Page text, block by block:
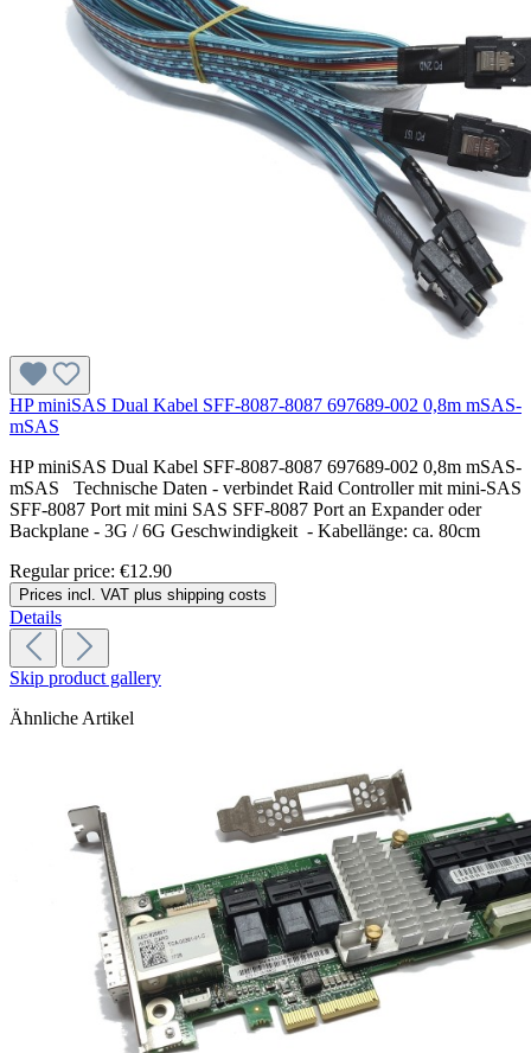
HP miniSAS Dual Kabel SFF-8087-8087 697689-002 0,8m mSAS-
mSAS
HP miniSAS Dual Kabel SFF-8087-8087 697689-002 0,8m mSAS-
mSAS Technische Daten - verbindet Raid Controller mit mini-SAS
SFF-8087 Port mit mini SAS SFF-8087 Port an Expander oder
Backplane - 3G / 6G Geschwindigkeit - Kabellänge: ca. 80cm
Regular price: €12.90
Prices incl. VAT plus shipping costs
Details
Skip product gallery
Ähnliche Artikel